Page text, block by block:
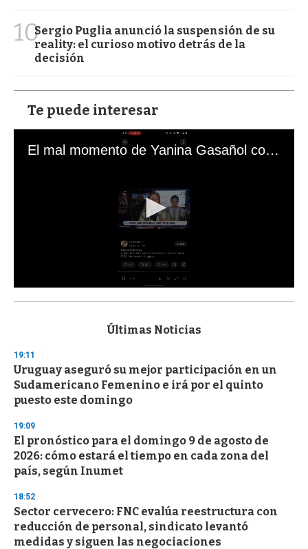
10Sergio Puglia anunció la suspensión de su
reality: el curioso motivo detrás de la
decisión
Te puede interesar
El mal momento de Yanina Gasañol con un hincha argentino en "Subrayado"
s
d
s
o
f
3
s
e
c
o
n
d
Últimas Noticias
19:11
Uruguay aseguró su mejor participación en un
Sudamericano Femenino e irá por el quinto
puesto este domingo
19:09
El pronóstico para el domingo 9 de agosto de
2026: cómo estará el tiempo en cada zona del
país, según Inumet
18:52
Sector cervecero: FNC evalúa reestructura con
reducción de personal, sindicato levantó
medidas y siguen las negociaciones